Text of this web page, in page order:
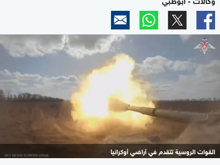
القوات الروسية تتقدم في أراضي أوكرانيا